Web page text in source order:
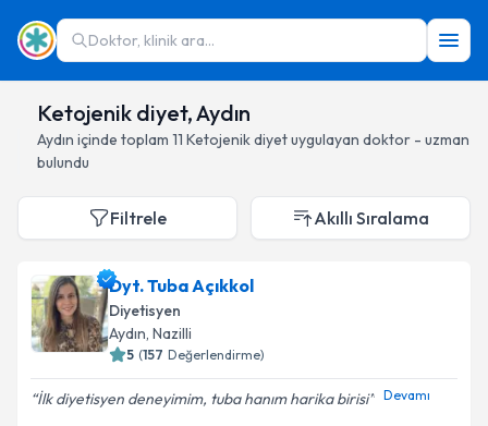
Doktor, klinik ara...
Ketojenik diyet, Aydın
Aydın içinde toplam 11 Ketojenik diyetuygulayan doktor - uzman
bulundu
Filtrele Akıllı Sıralama
Dyt. Tuba Açıkkol
Diyetisyen
Aydın, Nazilli
5 (157 Değerlendirme)
İlk diyetisyen deneyimim, tuba hanım harika birisi Devamı